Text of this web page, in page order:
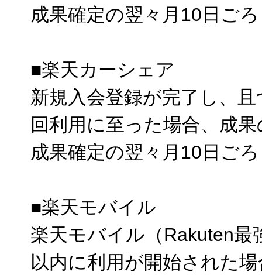
成果確定の翌々月10日ご
■楽天カーシェア
新規入会登録が完了し、
回利用に至った場合、成
成果確定の翌々月10日ご
■楽天モバイル
楽天モバイル（Rakuten
以内に利用が開始された